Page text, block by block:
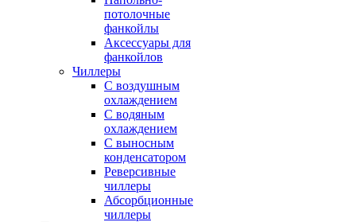
потолочные
фанкойлы
Аксессуары для
фанкойлов
Чиллеры
С воздушным
охлаждением
С водяным
охлаждением
С выносным
конденсатором
Реверсивные
чиллеры
Абсорбционные
чиллеры